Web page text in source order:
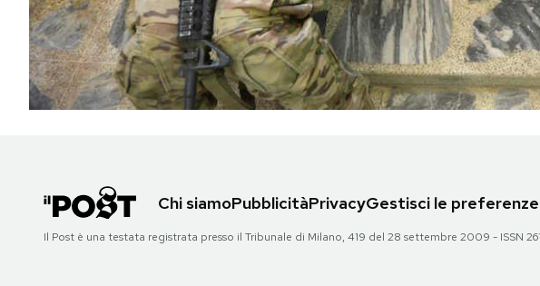
I MIEI PREFERITI
SHOP
AREA PERSONALEChi siamoPubblicitàPrivacyGestisci le preferenze
Il Post è una testata registrata presso il Tribunale di Milano, 419 del 28 settembre 2009 - ISSN